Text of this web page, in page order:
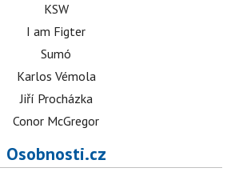
KSW
I am Figter
Sumó
Karlos Vémola
Jiří Procházka
Conor McGregor
Osobnosti.cz